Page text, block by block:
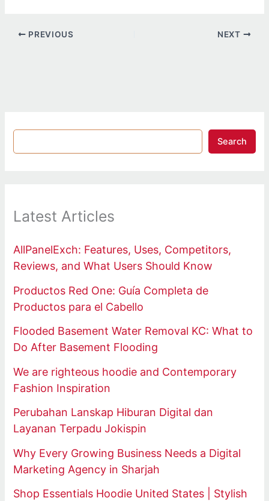
PREVIOUS NEXT
Search
Latest Articles
AllPanelExch: Features, Uses, Competitors,
Reviews, and What Users Should Know
Productos Red One: Guía Completa de
Productos para el Cabello
Flooded Basement Water Removal KC: What to
Do After Basement Flooding
We are righteous hoodie and Contemporary
Fashion Inspiration
Perubahan Lanskap Hiburan Digital dan
Layanan Terpadu Jokispin
Why Every Growing Business Needs a Digital
Marketing Agency in Sharjah
Shop Essentials Hoodie United States | Stylish